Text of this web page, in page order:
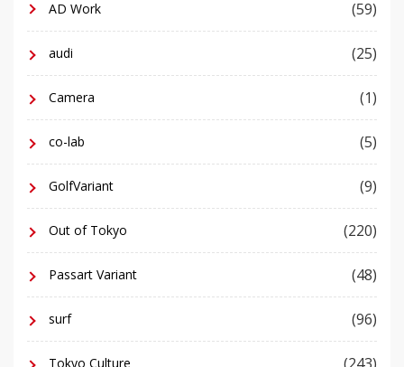
AD Work (59)
audi (25)
Camera (1)
co-lab (5)
GolfVariant (9)
Out of Tokyo (220)
Passart Variant (48)
surf (96)
Tokyo Culture (243)